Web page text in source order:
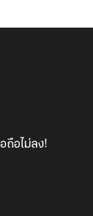
ถือไม่ลง!